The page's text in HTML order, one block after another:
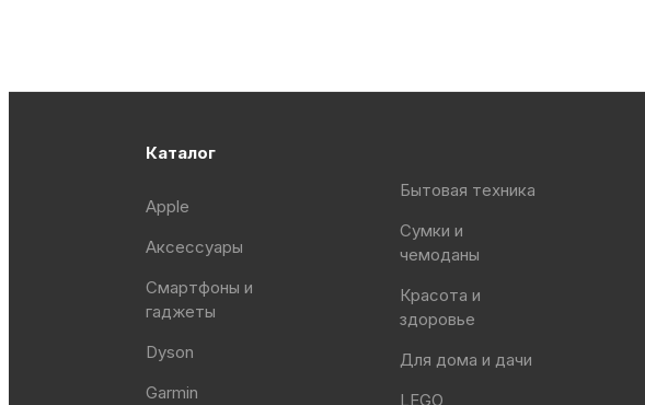
Каталог
Apple
Аксессуары
Смартфоны и
гаджеты
Dyson
Garmin
Бытовая техника
Сумки и
чемоданы
Красота и
здоровье
Для дома и дачи
LEGO